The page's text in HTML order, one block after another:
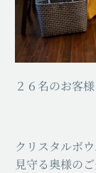
２６名のお客
クリスタルボ
見守る奥様の